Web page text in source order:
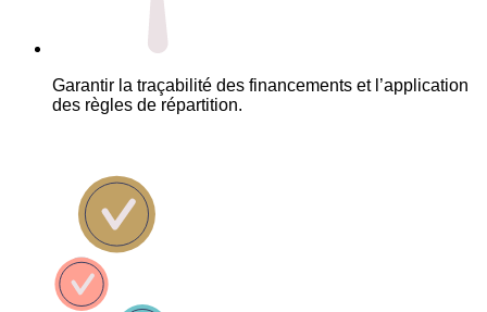
Garantir la traçabilité des financements et l’application
des règles de répartition.